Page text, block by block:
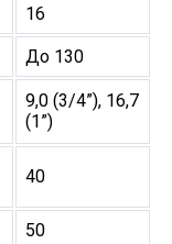
16
До 130
9,0 (3/4”), 16,7
(1”)
40
50